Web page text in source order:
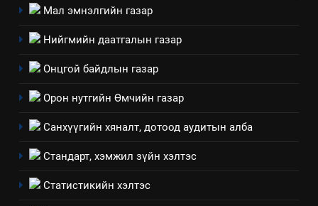
Мал эмнэлгийн газар
Нийгмийн даатгалын газар
Онцгой байдлын газар
Орон нутгийн Өмчийн газар
Санхүүгийн хяналт, дотоод аудитын алба
Стандарт, хэмжил зүйн хэлтэс
Статистикийн хэлтэс
ИЛ ТОД БАЙДАЛ
Үйл ажиллагаандаа мөрдөж
байгаа хууль тогтоомж
8
явуулж байгаа үйл ажиллагаа,